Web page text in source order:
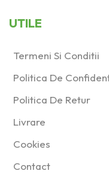
UTILE
Termeni Si Conditii
Politica De
Politica De Retur
Livrare
Cookies
Contact